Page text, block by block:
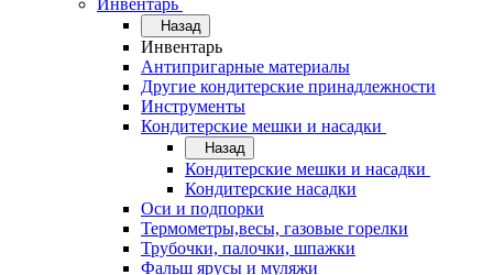
Инвентарь
Назад
Инвентарь
Антипригарные материалы
Другие кондитерские принадлежности
Инструменты
Кондитерские мешки и насадки
Назад
Кондитерские мешки и насадки
Кондитерские насадки
Оси и подпорки
Термометры,весы, газовые горелки
Трубочки, палочки, шпажки
Фальш ярусы и муляжи